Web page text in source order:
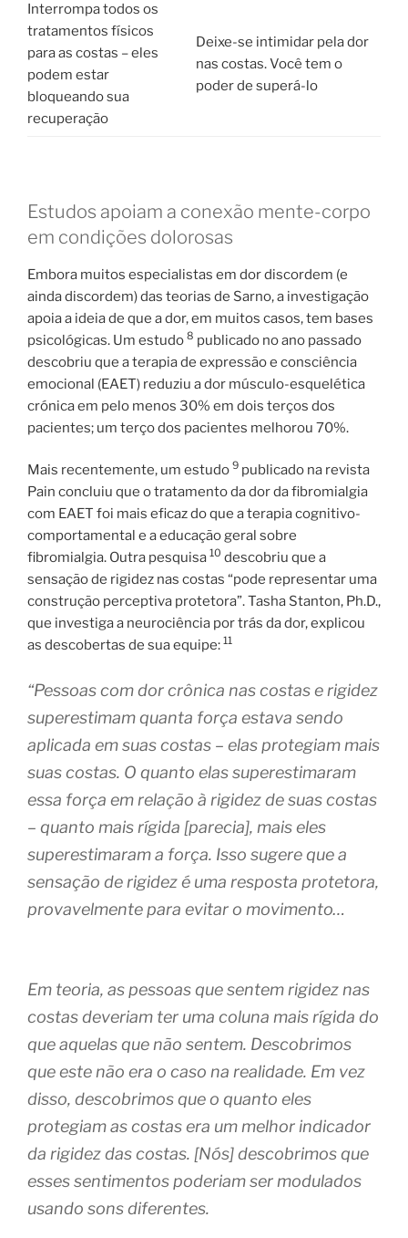
Interrompa todos os
tratamentos físicos
para as costas – eles
podem estar
bloqueando sua
recuperação
Deixe-se intimidar pela dor
nas costas. Você tem o
poder de superá-lo
Estudos apoiam a conexão mente-corpo
em condições dolorosas
Embora muitos especialistas em dor discordem (e
ainda discordem) das teorias de Sarno, a investigação
apoia a ideia de que a dor, em muitos casos, tem bases
psicológicas. Um estudo 8 publicado no ano passado
descobriu que a terapia de expressão e consciência
emocional (EAET) reduziu a dor músculo-esquelética
crónica em pelo menos 30% em dois terços dos
pacientes; um terço dos pacientes melhorou 70%.
Mais recentemente, um estudo 9 publicado na revista
Pain concluiu que o tratamento da dor da fibromialgia
com EAET foi mais eficaz do que a terapia cognitivo-
comportamental e a educação geral sobre
fibromialgia. Outra pesquisa 10 descobriu que a
sensação de rigidez nas costas “pode representar uma
construção perceptiva protetora”. Tasha Stanton, Ph.D.,
que investiga a neurociência por trás da dor, explicou
as descobertas de sua equipe: 11
“Pessoas com dor crônica nas costas e rigidez
superestimam quanta força estava sendo
aplicada em suas costas – elas protegiam mais
suas costas. O quanto elas superestimaram
essa força em relação à rigidez de suas costas
– quanto mais rígida [parecia], mais eles
superestimaram a força. Isso sugere que a
sensação de rigidez é uma resposta protetora,
provavelmente para evitar o movimento…
Em teoria, as pessoas que sentem rigidez nas
costas deveriam ter uma coluna mais rígida do
que aquelas que não sentem. Descobrimos
que este não era o caso na realidade. Em vez
disso, descobrimos que o quanto eles
protegiam as costas era um melhor indicador
da rigidez das costas. [Nós] descobrimos que
esses sentimentos poderiam ser modulados
usando sons diferentes.